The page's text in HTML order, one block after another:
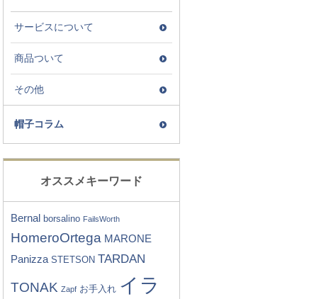
サービスについて
商品ついて
その他
帽子コラム
オススメキーワード
Bernal borsalino FailsWorth
HomeroOrtega MARONE
Panizza STETSON TARDAN
TONAK Zapf お手入れ イラ